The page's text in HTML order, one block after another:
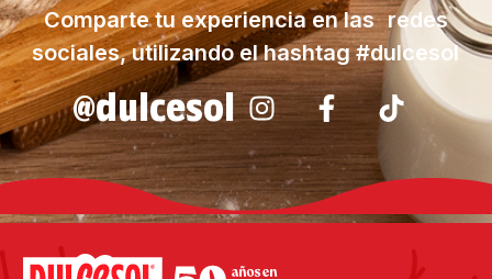
Comparte tu experiencia en las redes
sociales, utilizando el hashtag #dulcesol
@dulcesol